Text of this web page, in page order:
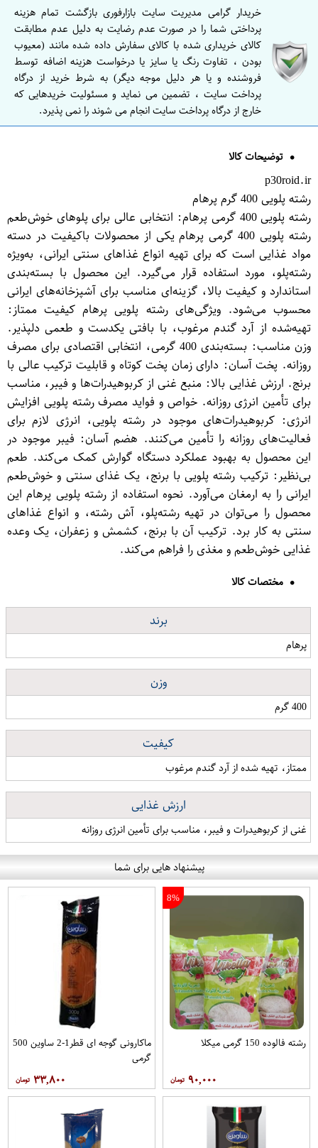
خریدار گرامی مدیریت سایت بازارفوری بازگشت تمام هزینه
پرداختی شما را در صورت عدم رضایت به دلیل عدم مطابقت
کالای خریداری شده با کالای سفارش داده شده مانند (معیوب
بودن ، تفاوت رنگ یا سایز یا درخواست هزینه اضافه توسط
فروشنده و یا هر دلیل موجه دیگر) به شرط خرید از درگاه
پرداخت سایت ، تضمین می نماید و مسئولیت خریدهایی که
خارج از درگاه پرداخت سایت انجام می شوند را نمی پذیرد.
توضیحات کالا
p30roid.ir
رشته پلویی 400 گرم پرهام
رشته پلویی 400 گرمی پرهام: انتخابی عالی برای پلوهای خوش‌طعم
رشته پلویی 400 گرمی پرهام یکی از محصولات باکیفیت در دسته
مواد غذایی است که برای تهیه انواع غذاهای سنتی ایرانی، به‌ویژه
رشته‌پلو، مورد استفاده قرار می‌گیرد. این محصول با بسته‌بندی
استاندارد و کیفیت بالا، گزینه‌ای مناسب برای آشپزخانه‌های ایرانی
محسوب می‌شود. ویژگی‌های رشته پلویی پرهام کیفیت ممتاز:
تهیه‌شده از آرد گندم مرغوب، با بافتی یکدست و طعمی دلپذیر.
وزن مناسب: بسته‌بندی 400 گرمی، انتخابی اقتصادی برای مصرف
روزانه. پخت آسان: دارای زمان پخت کوتاه و قابلیت ترکیب عالی با
برنج. ارزش غذایی بالا: منبع غنی از کربوهیدرات‌ها و فیبر، مناسب
برای تأمین انرژی روزانه. خواص و فواید مصرف رشته پلویی افزایش
انرژی: کربوهیدرات‌های موجود در رشته پلویی، انرژی لازم برای
فعالیت‌های روزانه را تأمین می‌کنند. هضم آسان: فیبر موجود در
این محصول به بهبود عملکرد دستگاه گوارش کمک می‌کند. طعم
بی‌نظیر: ترکیب رشته پلویی با برنج، یک غذای سنتی و خوش‌طعم
ایرانی را به ارمغان می‌آورد. نحوه استفاده از رشته پلویی پرهام این
محصول را می‌توان در تهیه رشته‌پلو، آش رشته، و انواع غذاهای
سنتی به کار برد. ترکیب آن با برنج، کشمش و زعفران، یک وعده
غذایی خوش‌طعم و مغذی را فراهم می‌کند.
مختصات کالا
برند
پرهام
وزن
400 گرم
کیفیت
ممتاز، تهیه شده از آرد گندم مرغوب
ارزش غذایی
غنی از کربوهیدرات و فیبر، مناسب برای تأمین انرژی روزانه
پیشنهاد هایی برای شما
8%
رشته فالوده 150 گرمی میکلا
۹۰,۰۰۰
ماکارونی گوجه ای قطر1-2 ساوین 500
گرمی
۳۳,۸۰۰